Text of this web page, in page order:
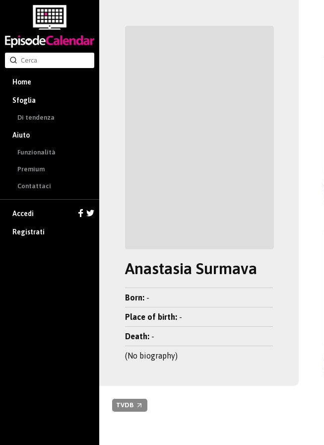
Home
Sfoglia
Di tendenza
Aiuto
Funzionalità
Premium
Contattaci
Accedi
Registrati
Anastasia Surmava
Born: -
Place of birth: -
Death: -
(No biography)
TVDB